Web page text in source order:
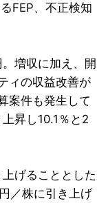
FEP、不正検知
増収に加え、開
ィの収益改善が
案件も発生して
昇し10.1％と2
げることとした
／株に引き上げ